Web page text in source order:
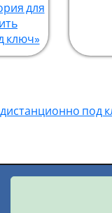
для
ключ»
дистанционно под